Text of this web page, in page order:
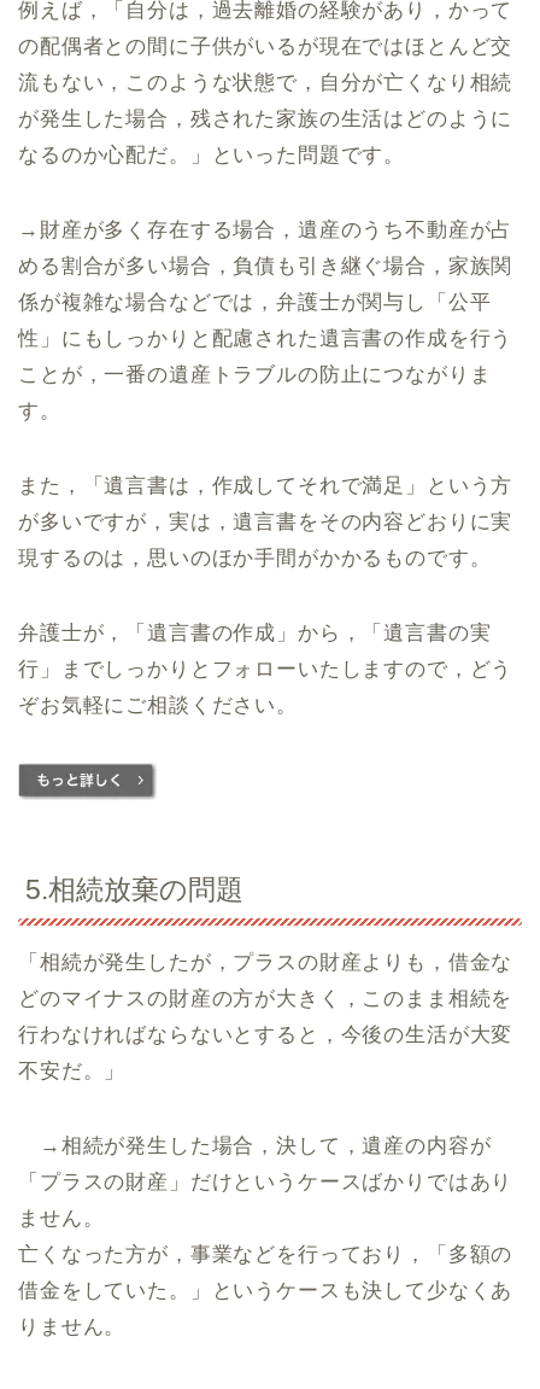
例えば，「自分は，過去離婚の経験があり，かって
の配偶者との間に子供がいるが現在ではほとんど交
流もない，このような状態で，自分が亡くなり相続
が発生した場合，残された家族の生活はどのように
なるのか心配だ。」といった問題です。
→財産が多く存在する場合，遺産のうち不動産が占
める割合が多い場合，負債も引き継ぐ場合，家族関
係が複雑な場合などでは，弁護士が関与し「公平
性」にもしっかりと配慮された遺言書の作成を行う
ことが，一番の遺産トラブルの防止につながりま
す。
また，「遺言書は，作成してそれで満足」という方
が多いですが，実は，遺言書をその内容どおりに実
現するのは，思いのほか手間がかかるものです。
弁護士が，「遺言書の作成」から，「遺言書の実
行」までしっかりとフォローいたしますので，どう
ぞお気軽にご相談ください。
5.相続放棄の問題
「相続が発生したが，プラスの財産よりも，借金な
どのマイナスの財産の方が大きく，このまま相続を
行わなければならないとすると，今後の生活が大変
不安だ。」
→相続が発生した場合，決して，遺産の内容が
「プラスの財産」だけというケースばかりではあり
ません。
亡くなった方が，事業などを行っており，「多額の
借金をしていた。」というケースも決して少なくあ
りません。